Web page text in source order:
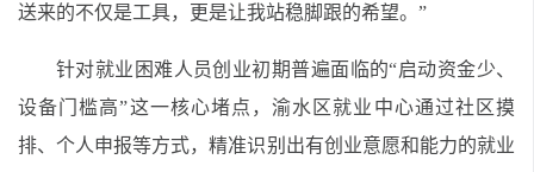
送来的不仅是工具，更是让我站稳脚跟的希望。”
针对就业困难人员创业初期普遍面临的“启动资金少、
设备门槛高”这一核心堵点，渝水区就业中心通过社区摸
排、个人申报等方式，精准识别出有创业意愿和能力的就业